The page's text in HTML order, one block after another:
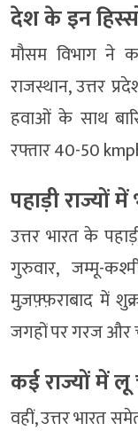
देश के इन
मौसम विभाग ने
राजस्थान, उत्तर
हवाओं के साथ
रफ्तार 40-50
पहाड़ी
उत्तर भारत के
गुरुवार, जम्मू-
मुज़फ़्फ़राबाद में
जगहों पर गरज और
कई राज्यों में
वहीं, उत्तर भारत